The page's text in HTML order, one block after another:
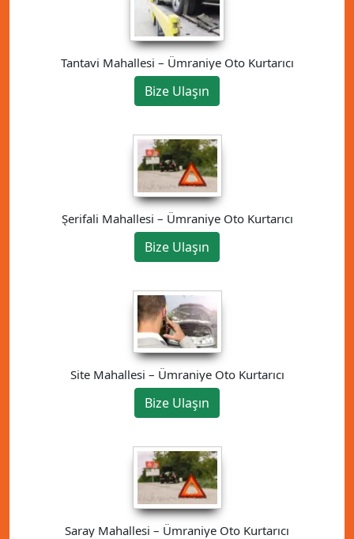
Tantavi Mahallesi – Ümraniye Oto Kurtarıcı
Bize Ulaşın
Şerifali Mahallesi – Ümraniye Oto Kurtarıcı
Bize Ulaşın
Site Mahallesi – Ümraniye Oto Kurtarıcı
Bize Ulaşın
Saray Mahallesi – Ümraniye Oto Kurtarıcı